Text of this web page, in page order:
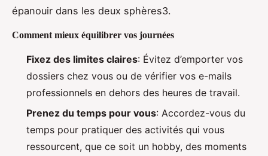
épanouir dans les deux sphères3.
Comment mieux équilibrer vos journées
Fixez des limites claires: Évitez d’emporter vos
dossiers chez vous ou de vérifier vos e-mails
professionnels en dehors des heures de travail.
Prenez du temps pour vous: Accordez-vous du
temps pour pratiquer des activités qui vous
ressourcent, que ce soit un hobby, des moments